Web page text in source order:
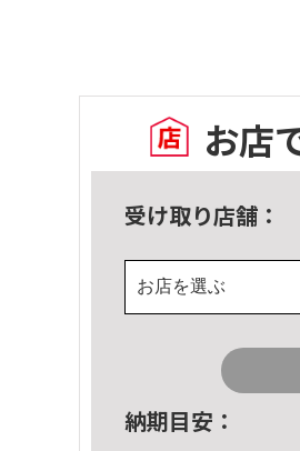
お店
受け取り店舗：
お店を選ぶ
納期目安：